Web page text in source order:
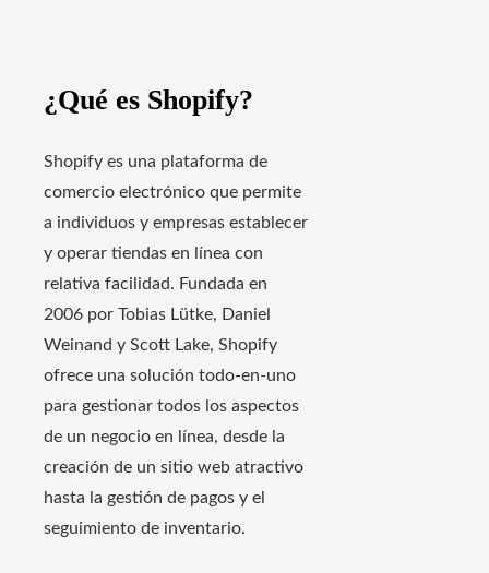
¿Qué es Shopify?
Shopify es una plataforma de
comercio electrónico que permite
a individuos y empresas establecer
y operar tiendas en línea con
relativa facilidad. Fundada en
2006 por Tobias Lütke, Daniel
Weinand y Scott Lake, Shopify
ofrece una solución todo-en-uno
para gestionar todos los aspectos
de un negocio en línea, desde la
creación de un sitio web atractivo
hasta la gestión de pagos y el
seguimiento de inventario.